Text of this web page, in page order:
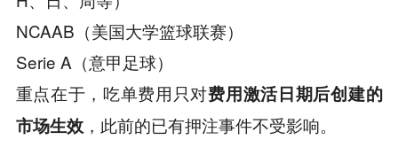
NCAAB（美国大学篮球联赛）
Serie A（意甲足球）
重点在于，吃单费用只对费用激活日期后创建的
市场生效，此前的已有押注事件不受影响。